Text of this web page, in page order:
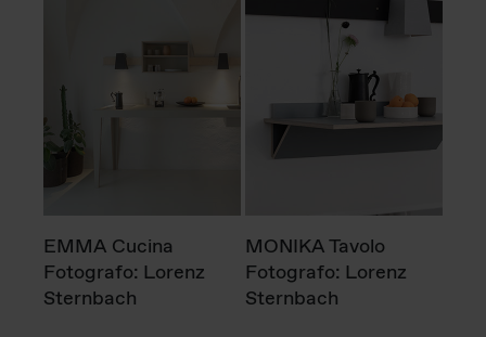
EMMA Cucina
Fotografo: Lorenz
Sternbach
MONIKA Tavolo
Fotografo: Lorenz
Sternbach